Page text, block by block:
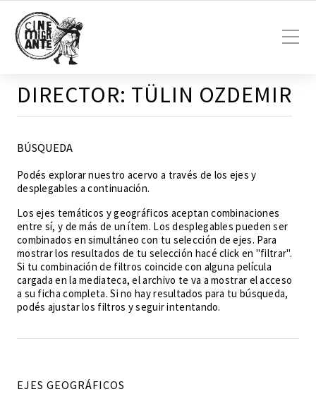
DIRECTOR: TÜLIN OZDEMIR
BÚSQUEDA
Podés explorar nuestro acervo a través de los ejes y
desplegables a continuación.
Los ejes temáticos y geográficos aceptan combinaciones
entre sí, y de más de un ítem. Los desplegables pueden ser
combinados en simultáneo con tu selección de ejes. Para
mostrar los resultados de tu selección hacé click en "filtrar".
Si tu combinación de filtros coincide con alguna película
cargada en la mediateca, el archivo te va a mostrar el acceso
a su ficha completa. Si no hay resultados para tu búsqueda,
podés ajustar los filtros y seguir intentando.
EJES GEOGRÁFICOS